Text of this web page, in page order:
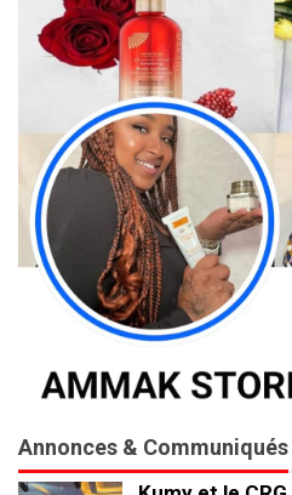
Annonces & Communiqués